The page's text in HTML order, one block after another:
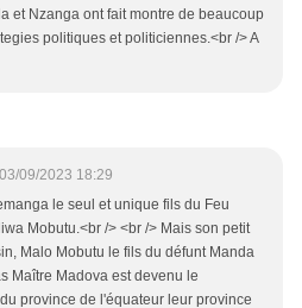
et Nzanga ont fait montre de beaucoup
politiques et politiciennes.<br /> A
03/09/2023 18:29
le seul et unique fils du Feu
Mobutu.<br /> <br /> Mais son petit
Malo Mobutu le fils du défunt Manda
Maître Madova est devenu le
province de l'équateur leur province